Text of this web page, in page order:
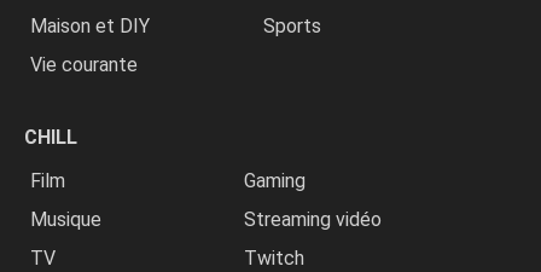
Maison et DIY
Sports
Vie courante
CHILL
Film
Gaming
Musique
Streaming vidéo
TV
Twitch